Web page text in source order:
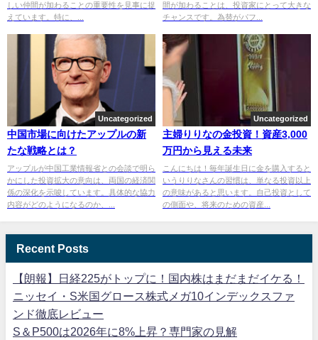
しい仲間が加わることの重要性を見事に捉
えています。特に、...
間が加わることは、投資家にとって大きな
チャンスです。為替がパフ...
Uncategorized
中国市場に向けたアップルの新
たな戦略とは？
アップルが中国工業情報省との会談で明ら
かにした投資拡大の意向は、両国の経済関
係の深化を示唆しています。具体的な協力
内容がどのようになるのか、...
Uncategorized
主婦りりなの金投資！資産3,000
万円から見える未来
こんにちは！毎年誕生日に金を購入すると
いうりりなさんの習慣は、単なる投資以上
の意味があると思います。自己投資として
の側面や、将来のための資産...
Recent Posts
【朗報】日経225がトップに！国内株はまだまだイケる！
ニッセイ・S米国グロース株式メガ10インデックスファ
ンド徹底レビュー
S＆P500は2026年に8%上昇？専門家の見解